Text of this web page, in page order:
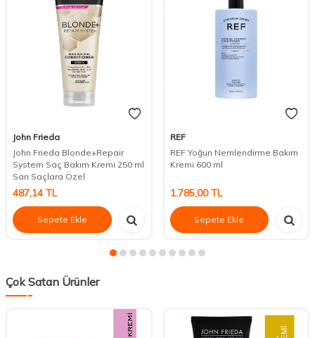
John Frieda
John Frieda Blonde+Repair
System Saç Bakım Kremi 250 ml
Sarı Saçlara Özel
487,14 TL
Sepete Ekle
REF
REF Yoğun Nemlendirme Bakım
Kremi 600 ml
1.785,00TL
Sepete Ekle
Çok Satan Ürünler